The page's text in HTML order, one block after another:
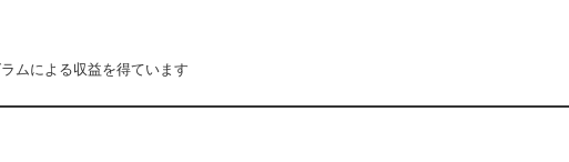
ムによる収益を得ています